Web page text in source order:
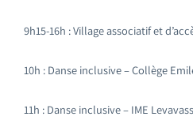
9h15-16h : Village associatif et
10h : Danse inclusive – Collège
11h : Danse inclusive – IME